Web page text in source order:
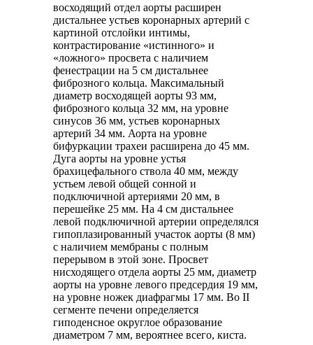
восходящий отдел аорты расширен
дистальнее устьев коронарных артерий с
картиной отслойки интимы,
контрастирование «истинного» и
«ложного» просвета с наличием
фенестрации на 5 см дистальнее
фиброзного кольца. Максимальный
диаметр восходящей аорты 93 мм,
фиброзного кольца 32 мм, на уровне
синусов 36 мм, устьев коронарных
артерий 34 мм. Аорта на уровне
бифуркации трахеи расширена до 45 мм.
Дуга аорты на уровне устья
брахицефального ствола 40 мм, между
устьем левой общей сонной и
подключичной артериями 20 мм, в
перешейке 25 мм. На 4 см дистальнее
левой подключичной артерии определялся
гипоплазированный участок аорты (8 мм)
с наличием мембраны с полным
перерывом в этой зоне. Просвет
нисходящего отдела аорты 25 мм, диаметр
аорты на уровне левого предсердия 19 мм,
на уровне ножек диафрагмы 17 мм. Во II
сегменте печени определяется
гиподенсное округлое образование
диаметром 7 мм, вероятнее всего, киста.